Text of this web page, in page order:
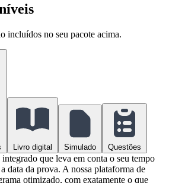
incluídos no seu pacote acima.
Livro digital Simulado Questões
que leva em conta o seu tempo
data da prova. A nossa plataforma de
otimizado, com exatamente o que